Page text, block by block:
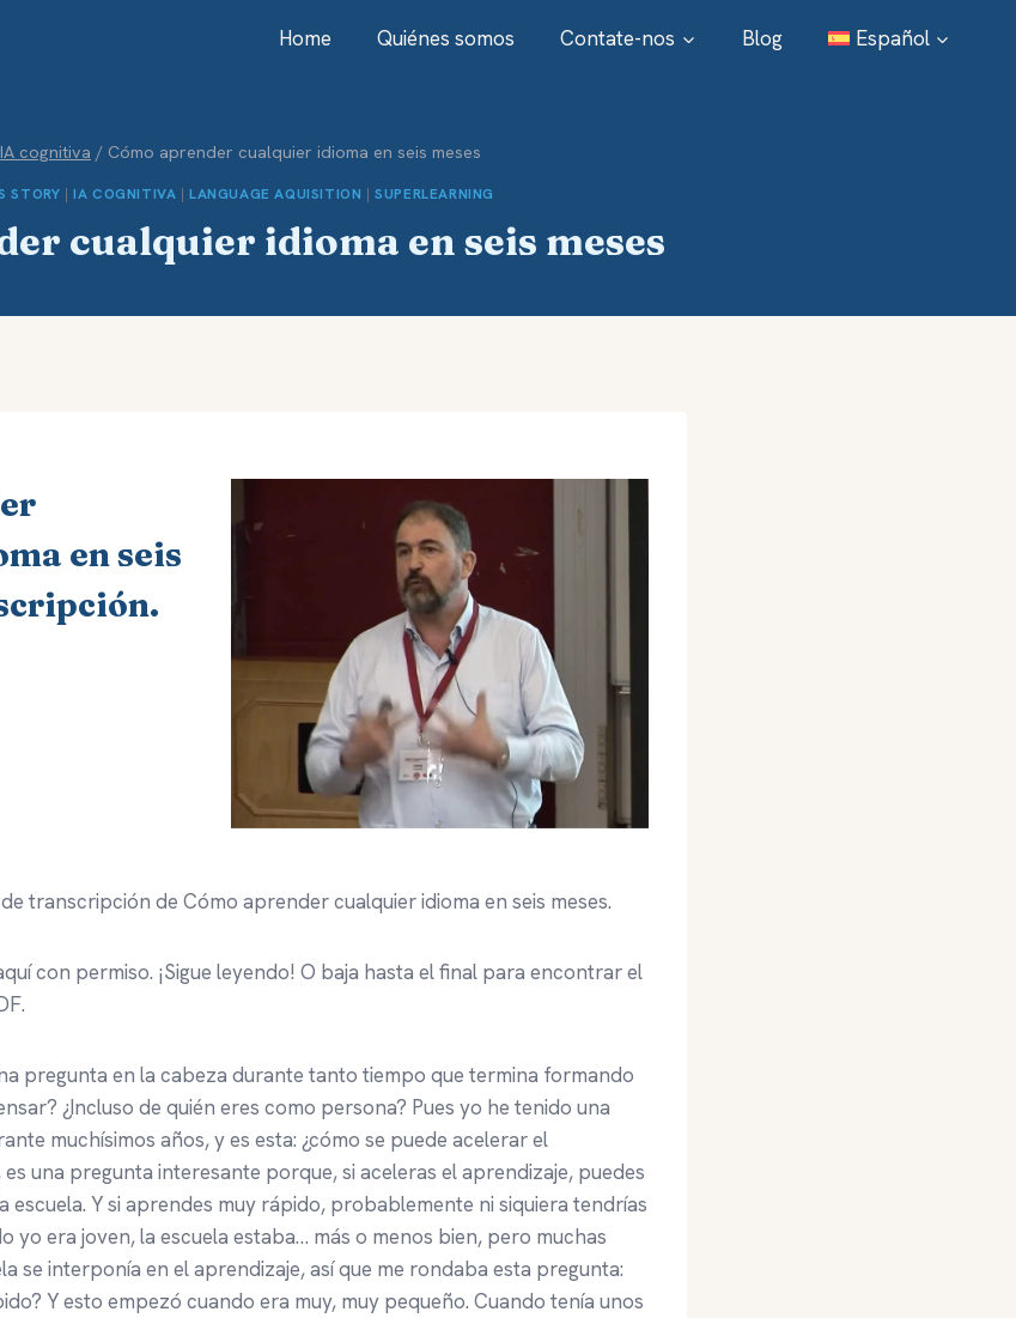
Home Quiénes somos Contate-nos Blog Español
IA cognitiva / Cómo aprender cualquier idioma en seis meses
STORY |IA COGNITIVA |LANGUAGE AQUISITION |SUPERLEARNING
cualquier idioma en seis meses
en seis
transcripción de Cómo aprender cualquier idioma en seis meses.
con permiso. ¡Sigue leyendo! O baja hasta el final para encontrar el
pregunta en la cabeza durante tanto tiempo que termina formando
¿Incluso de quién eres como persona? Pues yo he tenido una
muchísimos años, y es esta: ¿cómo se puede acelerar el
una pregunta interesante porque, si aceleras el aprendizaje, puedes
escuela. Y si aprendes muy rápido, probablemente ni siquiera tendrías
yo era joven, la escuela estaba… más o menos bien, pero muchas
se interponía en el aprendizaje, así que me rondaba esta pregunta:
Y esto empezó cuando era muy, muy pequeño. Cuando tenía unos